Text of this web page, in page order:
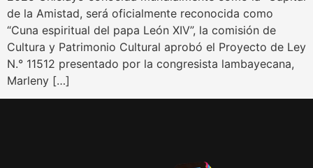
de la Amistad, será oficialmente reconocida como
“Cuna espiritual del papa León XIV”, la comisión de
Cultura y Patrimonio Cultural aprobó el Proyecto de Ley
N.° 11512 presentado por la congresista lambayecana,
Marleny […]